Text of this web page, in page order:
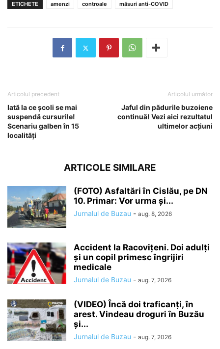
ETICHETE amenzi controale măsuri anti-COVID
Articolul precedent
Iată la ce școli se mai
suspendă cursurile!
Scenariu galben în 15
localități
Articolul următor
Jaful din pădurile buzoiene
continuă! Vezi aici rezultatul
ultimelor acțiuni
ARTICOLE SIMILARE
(FOTO) Asfaltări în Cislău, pe DN
10. Primar: Vor urma și...
Jurnalul de Buzau - aug. 8, 2026
Accident la Racovițeni. Doi adulți
și un copil primesc îngrijiri
medicale
Jurnalul de Buzau - aug. 7, 2026
(VIDEO) Încă doi traficanți, în
arest. Vindeau droguri în Buzău
și...
Jurnalul de Buzau - aug. 7, 2026